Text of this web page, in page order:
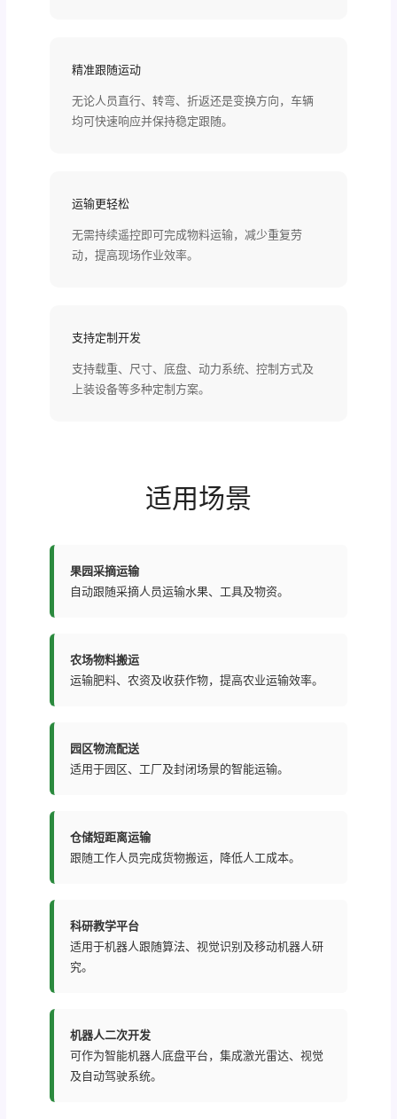
精准跟随运动
无论人员直行、转弯、折返还是变换方向，车辆
均可快速响应并保持稳定跟随。
运输更轻松
无需持续遥控即可完成物料运输，减少重复劳
动，提高现场作业效率。
支持定制开发
支持载重、尺寸、底盘、动力系统、控制方式及
上装设备等多种定制方案。
适用场景
果园采摘运输
自动跟随采摘人员运输水果、工具及物资。
农场物料搬运
运输肥料、农资及收获作物，提高农业运输效率。
园区物流配送
适用于园区、工厂及封闭场景的智能运输。
仓储短距离运输
跟随工作人员完成货物搬运，降低人工成本。
科研教学平台
适用于机器人跟随算法、视觉识别及移动机器人研
究。
机器人二次开发
可作为智能机器人底盘平台，集成激光雷达、视觉
及自动驾驶系统。